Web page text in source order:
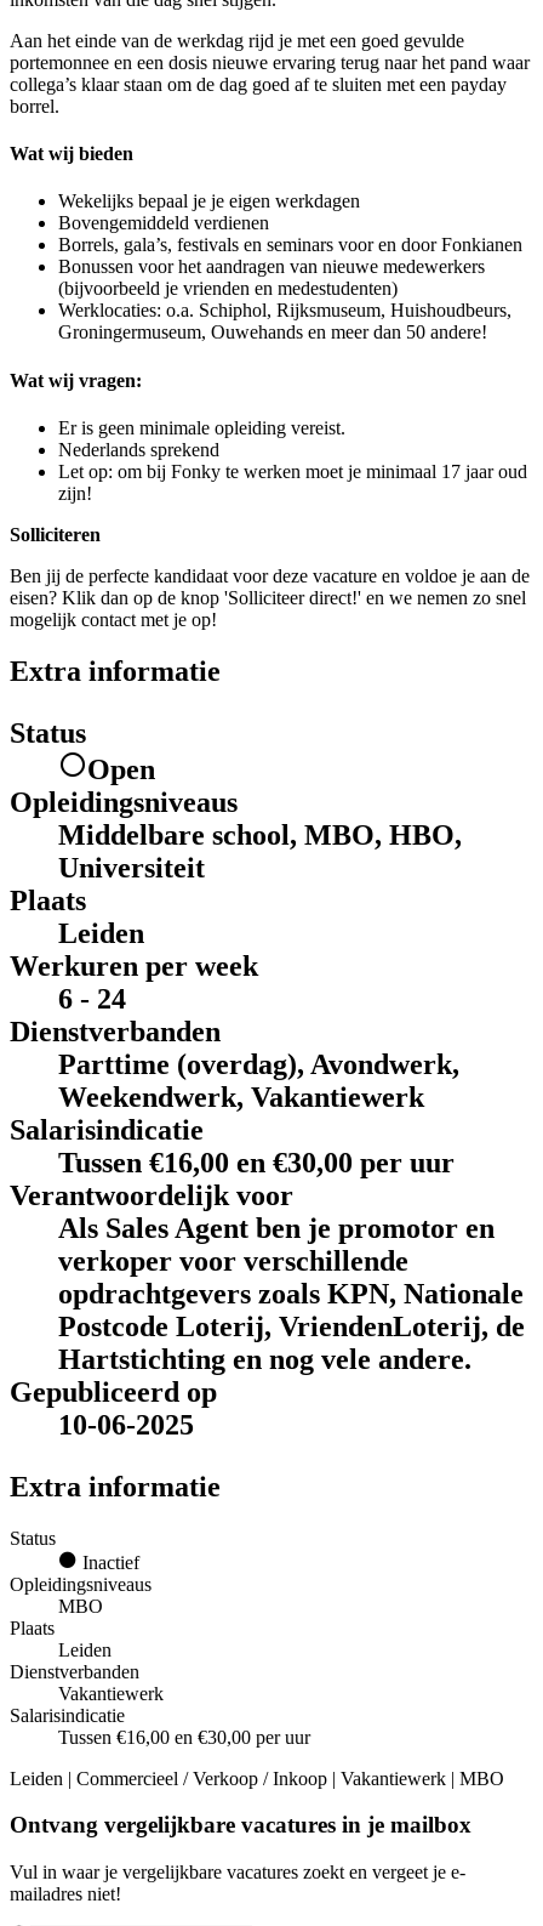
Aan het einde van de werkdag rijd je met een goed gevulde
portemonnee en een dosis nieuwe ervaring terug naar het pand waar
collega’s klaar staan om de dag goed af te sluiten met een payday
borrel.
Wat wij bieden
Wekelijks bepaal je je eigen werkdagen
Bovengemiddeld verdienen
Borrels, gala’s, festivals en seminars voor en door Fonkianen
Bonussen voor het aandragen van nieuwe medewerkers
(bijvoorbeeld je vrienden en medestudenten)
Werklocaties: o.a. Schiphol, Rijksmuseum, Huishoudbeurs,
Groningermuseum, Ouwehands en meer dan 50 andere!
Wat wij vragen:
Er is geen minimale opleiding vereist.
Nederlands sprekend
Let op: om bij Fonky te werken moet je minimaal 17 jaar oud
zijn!
Solliciteren
Ben jij de perfecte kandidaat voor deze vacature en voldoe je aan de
eisen? Klik dan op de knop 'Solliciteer direct!' en we nemen zo snel
mogelijk contact met je op!
Extra informatie
Status
Open
Opleidingsniveaus
Middelbare school, MBO, HBO,
Universiteit
Plaats
Leiden
Werkuren per week
6 - 24
Dienstverbanden
Parttime (overdag), Avondwerk,
Weekendwerk, Vakantiewerk
Salarisindicatie
Tussen €16,00 en €30,00 per uur
Verantwoordelijk voor
Als Sales Agent ben je promotor en
verkoper voor verschillende
opdrachtgevers zoals KPN, Nationale
Postcode Loterij, VriendenLoterij, de
Hartstichting en nog vele andere.
Gepubliceerd op
10-06-2025
Extra informatie
Status
Inactief
Opleidingsniveaus
MBO
Plaats
Leiden
Dienstverbanden
Vakantiewerk
Salarisindicatie
Tussen €16,00 en €30,00 per uur
Leiden | Commercieel / Verkoop / Inkoop | Vakantiewerk | MBO
Ontvang vergelijkbare vacatures in je mailbox
Vul in waar je vergelijkbare vacatures zoekt en vergeet je e-
mailadres niet!